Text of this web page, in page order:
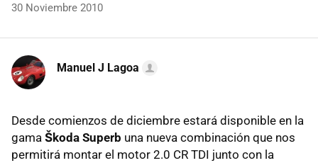
30 Noviembre 2010
Manuel J Lagoa
Desde comienzos de diciembre estará disponible en la
gama Škoda Superb una nueva combinación que nos
permitirá montar el motor 2.0 CR TDI junto con la